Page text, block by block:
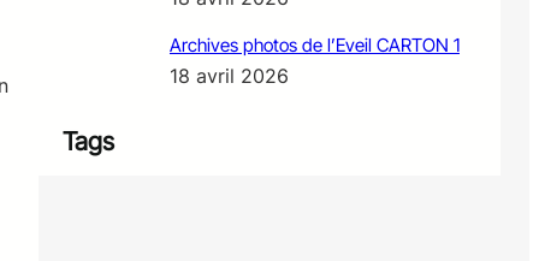
Archives photos de l’Eveil CARTON 1
18 avril 2026
Tags